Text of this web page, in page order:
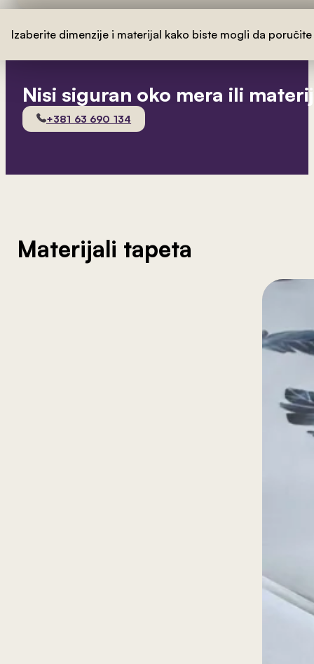
Izaberite dimenzije i materijal kako biste mogli da
Nisi siguran oko mera ili
+381 63 690 134
Materijali tapeta